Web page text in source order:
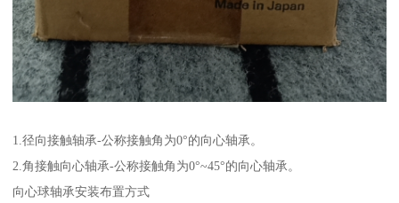
1.径向接触轴承-公称接触角为0°的向心轴承。
2.角接触向心轴承-公称接触角为0°~45°的向心轴承。
向心球轴承安装布置方式